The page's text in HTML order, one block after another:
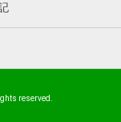
reserved.